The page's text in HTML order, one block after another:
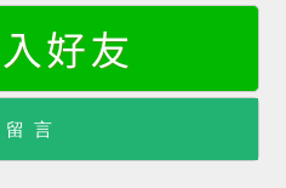
留 言